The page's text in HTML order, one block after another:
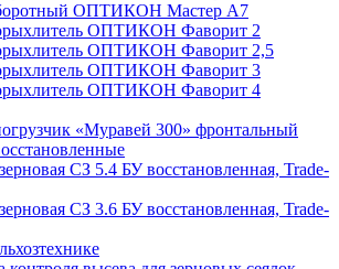
ОПТИКОН Мастер А7
ОПТИКОН Фаворит 2
ОПТИКОН Фаворит 2,5
ОПТИКОН Фаворит 3
ОПТИКОН Фаворит 4
«Муравей 300» фронтальный
СЗ 5.4 БУ восстановленная, Trade-
СЗ 3.6 БУ восстановленная, Trade-